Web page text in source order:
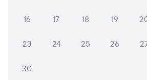
Что делать, если ошибся при
16 17 18 19
23 24 25 26
30